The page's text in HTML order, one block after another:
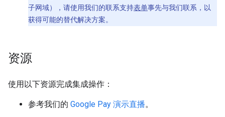
子网域），请使用我们的联系支持表单事先与我们联系，以
获得可能的替代解决方案。
资源
使用以下资源完成集成操作：
参考我们的 Google Pay 演示直播。